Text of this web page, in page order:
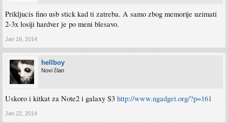
Prikljucis fino usb stick kad ti zatreba. A samo zbog memorije uzimati
2-3x losiji hardver je po meni blesavo.
Jan 16, 2014
hellboy
Novi član
Uskoro i kitkat za Note2 i galaxy S3 http://www.ngadget.org/?p=161
Jan 22, 2014